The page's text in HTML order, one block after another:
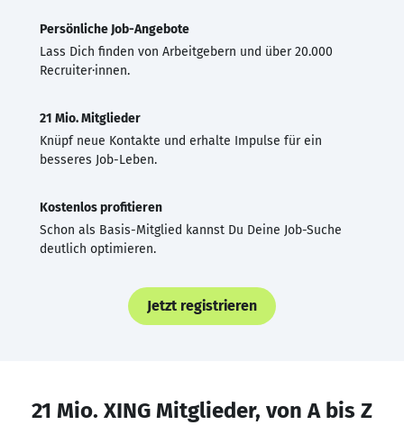
Persönliche Job-Angebote
Lass Dich finden von Arbeitgebern und über 20.000
Recruiter·innen.
21 Mio. Mitglieder
Knüpf neue Kontakte und erhalte Impulse für ein
besseres Job-Leben.
Kostenlos profitieren
Schon als Basis-Mitglied kannst Du Deine Job-Suche
deutlich optimieren.
Jetzt registrieren
21 Mio. XING Mitglieder, von A bis Z